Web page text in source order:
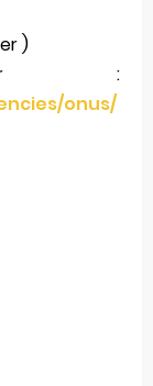
)
:
onus/